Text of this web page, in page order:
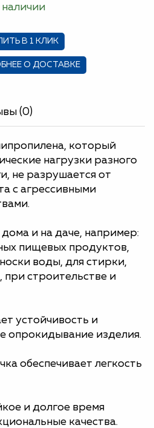
наличии
В 1 КЛИК
О ДОСТАВКЕ
(0)
который
нагрузки разного
не разрушается от
с агрессивными
и на даче, например:
пищевых продуктов,
воды, для стирки,
строительстве и
устойчивость и
опрокидывание изделия.
обеспечивает легкость
и долгое время
качества.